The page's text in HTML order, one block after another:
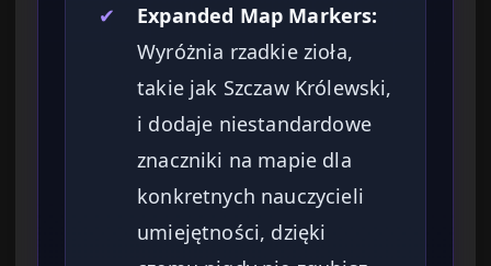
✔
Expanded Map Markers:
Wyróżnia rzadkie zioła,
takie jak Szczaw Królewski,
i dodaje niestandardowe
znaczniki na mapie dla
konkretnych nauczycieli
umiejętności, dzięki